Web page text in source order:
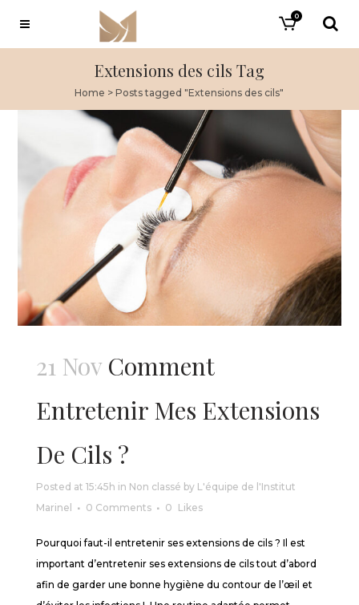
0
Extensions des cils Tag
Home >Posts tagged "Extensions des cils"
21 Nov Comment
Entretenir Mes Extensions
De Cils ?
Posted at 15:45h in Non classé by L'équipe de l'Institut
Marinel
0 Comments 0 Likes
Pourquoi faut-il entretenir ses extensions de cils ? Il est
important d’entretenir ses extensions de cils tout d’abord
afin de garder une bonne hygiène du contour de l’œil et